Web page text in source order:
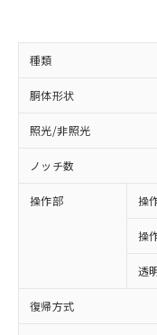
種類
胴体形状
照光/非照光
ノッチ数
操作部 操
操
透
復帰方式